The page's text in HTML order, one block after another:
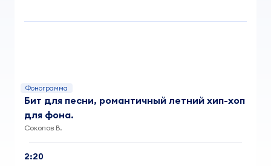
Фонограмма
Бит для песни, романтичный летний хип-хоп
для фона.
Соколов В.
2:20